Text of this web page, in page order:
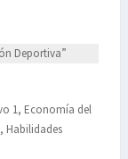
Deportiva”
1, Economía del
Habilidades